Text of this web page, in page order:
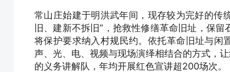
常山庄始建于明洪武年间，现存较为完好的传
旧、建新不拆旧”，抢救性修缮革命旧址，保
将保护要求纳入村规民约。依托革命旧址与闲
声、光、电、视频与现场演绎相结合的方式，
的义务讲解队，年均开展红色宣讲超200场次。